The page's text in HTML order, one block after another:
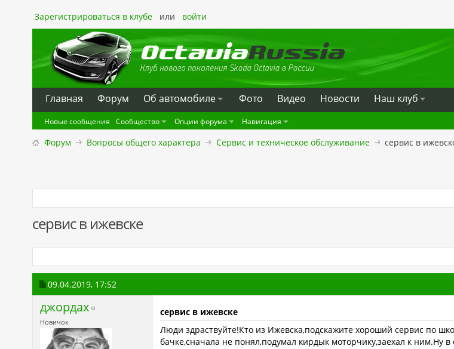
Зарегистрироваться в клубе или войти
Главная Форум Oб автомобиле Фото Видео Новости Наш клуб
Новые сообщения Сообщество Опции форума Навигация
Форум Вопросы общего характера Сервис и техническое обслуживание сервис в
сервис в ижевске
09.04.2019, 17:52
джордах
Новичок
сервис в ижевске
Люди здраствуйте!Кто из Ижевска,подскажите хороший сервис по
бачке,сначала не понял,подумал кирдык моторчику,заехал к ним.Ну